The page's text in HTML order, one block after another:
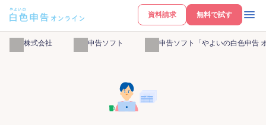
無料で試す
資料請求
弥生株式会社 確定申告ソフト 白色申告ソフト「やよいの白色申告